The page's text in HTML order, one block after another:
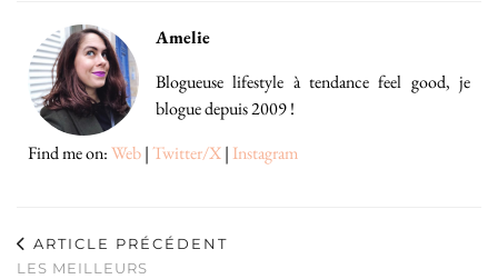
Amelie
Blogueuse lifestyle à tendance feel good, je
blogue depuis 2009 !
Find me on:Web|Twitter/X| Instagram
ARTICLE PRÉCÉDENT
LES MEILLEURS